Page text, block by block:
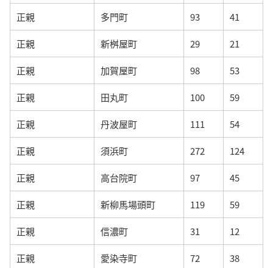
正親 多門町 93 41
正親 新桝屋町 29 21
正親 加賀屋町 98 53
正親 田丸町 100 59
正親 丹波屋町 111 54
正親 須浜町 272 124
正親 高台院町 97 45
正親 新柳馬場頭町 119 59
正親 信濃町 31 12
正親 愛染寺町 72 38